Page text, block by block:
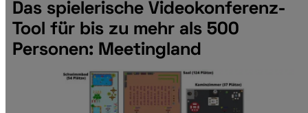
Das spielerische Videokonferenz-
Tool für bis zu mehr als 500
Personen: Meetingland